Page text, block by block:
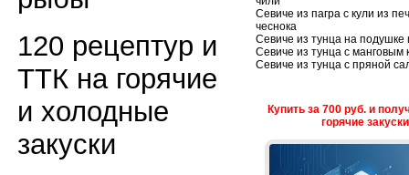
120 рецептур и
ТТК на горячие
и холодные
закуски
Севиче из пагра с кули из
чеснока
Севиче из тунца на подушке
Севиче из тунца с манговым
Севиче из тунца с пряной
Купить за 700 руб. и
горячие